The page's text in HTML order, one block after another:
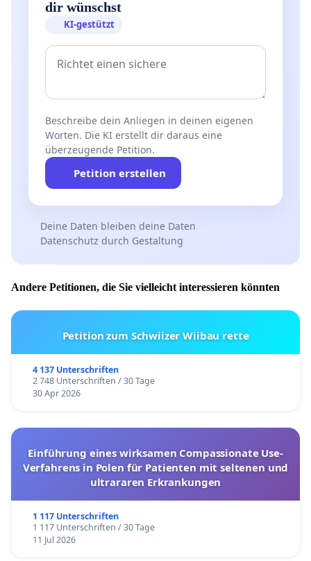
dir wünschst
KI-gestützt
Beschreibe dein Anliegen in deinen eigenen
Worten. Die KI erstellt dir daraus eine
überzeugende Petition.
Petition erstellen
Deine Daten bleiben deine Daten
Datenschutz durch Gestaltung
Andere Petitionen, die Sie vielleicht interessieren könnten
Petition zum Schwiizer Wiibau rette
4 137 Unterschriften
2 748 Unterschriften / 30 Tage
30 Apr 2026
Einführung eines wirksamen Compassionate Use-
Verfahrens in Polen für Patienten mit seltenen und
ultrararen Erkrankungen
1 117 Unterschriften
1 117 Unterschriften / 30 Tage
11 Jul 2026